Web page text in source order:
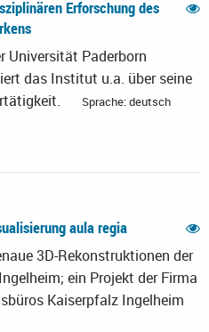
Erforschung des
Universität Paderborn
das Institut u.a. über seine
Sprache: deutsch
aula regia
3D-Rekonstruktionen der
ein Projekt der Firma
Kaiserpfalz Ingelheim